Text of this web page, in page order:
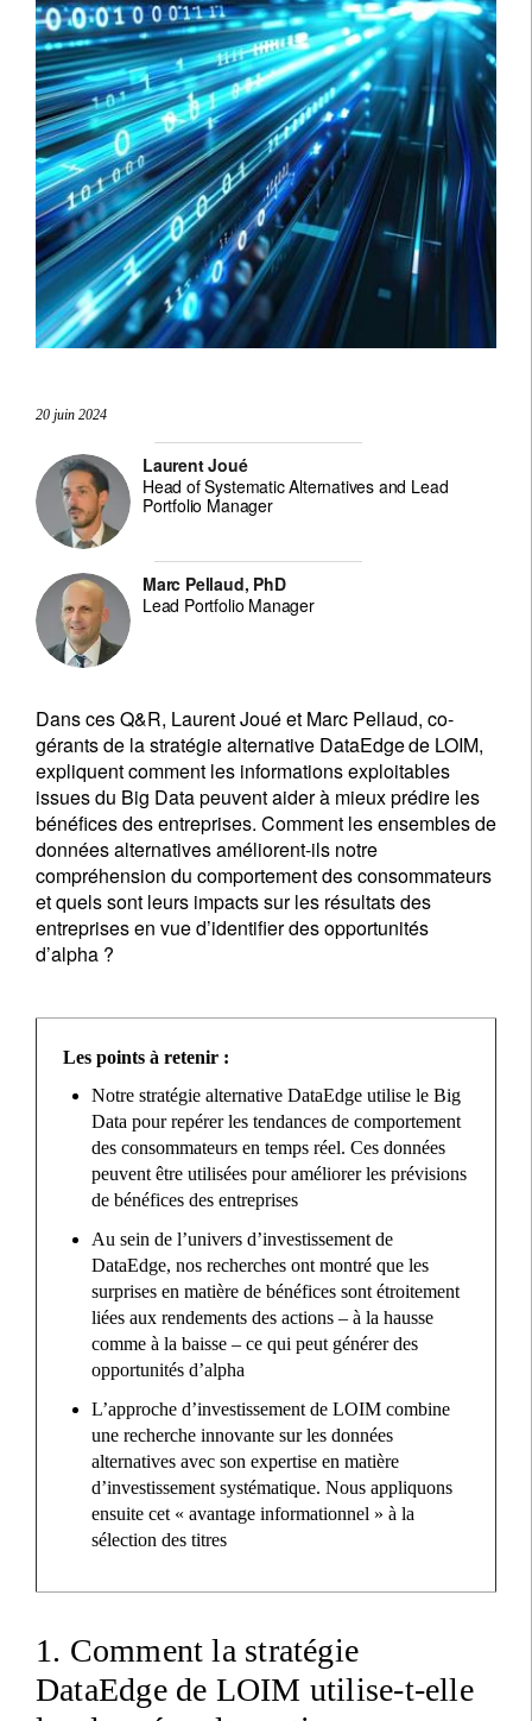
20 juin 2024
Laurent Joué
Head of Systematic Alternatives and Lead
Portfolio Manager
Marc Pellaud, PhD
Lead Portfolio Manager
Dans ces Q&R, Laurent Joué et Marc Pellaud, co-
gérants de la stratégie alternative DataEdgede LOIM,
expliquent comment les informations exploitables
issues du Big Data peuvent aider à mieux prédire les
bénéfices des entreprises. Comment les ensembles de
données alternatives améliorent-ils notre
compréhension du comportement des consommateurs
et quels sont leurs impacts sur les résultats des
entreprises en vue d’identifier des opportunités
d’alpha ?
Les points à retenir :
Notre stratégie alternative DataEdge utilise le Big
Data pour repérer les tendances de comportement
des consommateurs en temps réel. Ces données
peuvent être utilisées pour améliorer les prévisions
de bénéfices des entreprises
Au sein de l’univers d’investissement de
DataEdge, nos recherches ont montré que les
surprises en matière de bénéfices sont étroitement
liées aux rendements des actions – à la hausse
comme à la baisse – ce qui peut générer des
opportunités d’alpha
L’approche d’investissement de LOIM combine
une recherche innovante sur les données
alternatives avec son expertise en matière
d’investissement systématique. Nous appliquons
ensuite cet « avantage informationnel » à la
sélection des titres
1. Comment la stratégie
DataEdge de LOIM utilise-t-elle